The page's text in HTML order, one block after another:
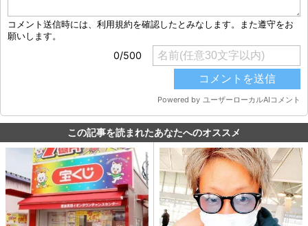
この記事を読まれたあなたへのオススメ